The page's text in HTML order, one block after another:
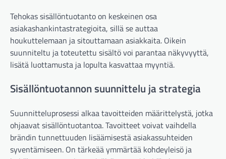
Tehokas sisällöntuotanto on keskeinen osa
asiakashankintastrategioita, sillä se auttaa
houkuttelemaan ja sitouttamaan asiakkaita. Oikein
suunniteltu ja toteutettu sisältö voi parantaa näkyvyyttä,
lisätä luottamusta ja lopulta kasvattaa myyntiä.
Sisällöntuotannon suunnittelu ja strategia
Suunnitteluprosessi alkaa tavoitteiden määrittelystä, jotka
ohjaavat sisällöntuotantoa. Tavoitteet voivat vaihdella
brändin tunnettuuden lisäämisestä asiakassuhteiden
syventämiseen. On tärkeää ymmärtää kohdeyleisö ja